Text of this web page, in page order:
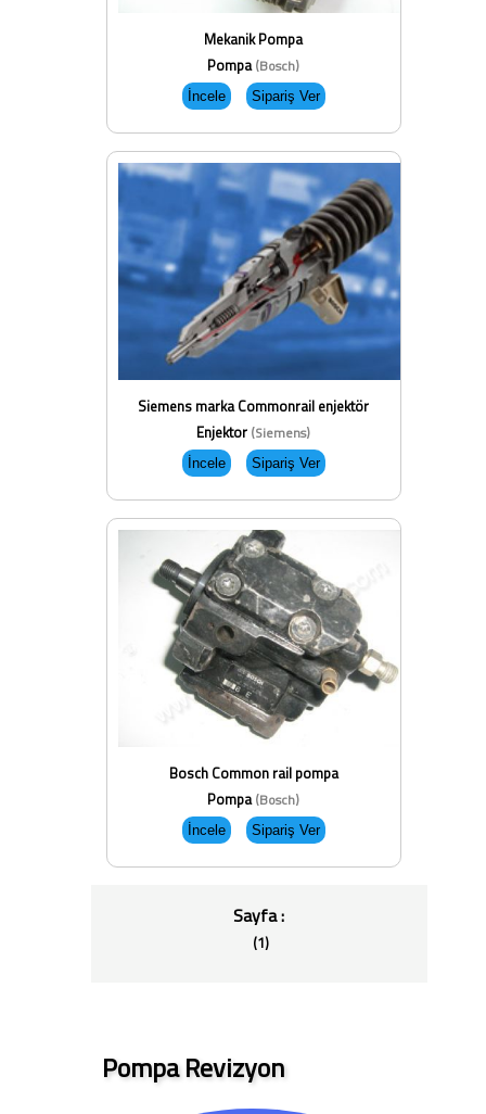
Mekanik Pompa
Pompa(Bosch)
Siemens marka Commonrail enjektör
Enjektor (Siemens)
Bosch Common rail pompa
Pompa(Bosch)
Sayfa :
(1)
Pompa Revizyon